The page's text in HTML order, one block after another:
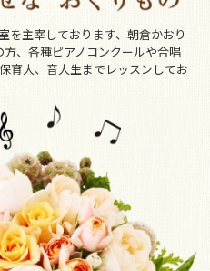
を主宰しております、朝倉かおり
、各種ピアノコンクールや合唱
育大、音大生までレッスンしてお